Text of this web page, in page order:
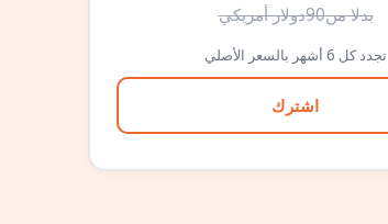
بدلا من90دولار أمريكي
تجدد كل 6 أشهر بالسعر الأصلي
اشترك